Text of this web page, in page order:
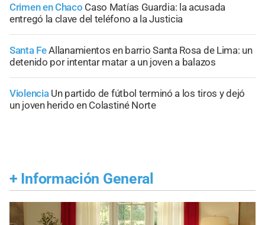
Crimen en Chaco Caso Matías Guardia: la acusada
entregó la clave del teléfono a la Justicia
Santa FeAllanamientos en barrio Santa Rosa de Lima: un
detenido por intentar matar a un joven a balazos
Violencia Un partido de fútbol terminó a los tiros y dejó
un joven herido en Colastiné Norte
+ Información General